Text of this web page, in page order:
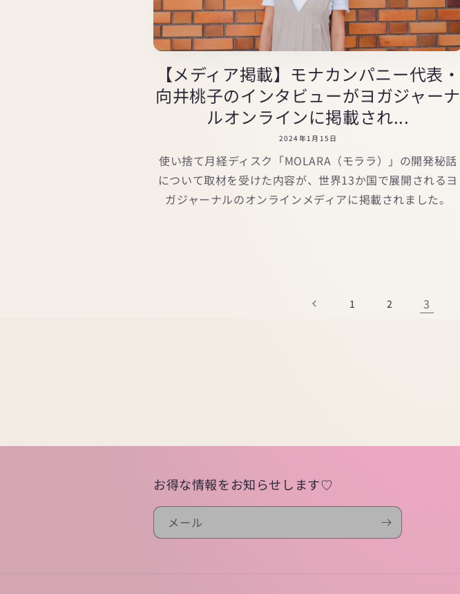
【メディア掲載】モナカンパニー代表・
向井桃子のインタビューがヨガジャーナ
ルオンラインに掲載され...
2024年1月15日
使い捨て月経ディスク「MOLARA（モララ）」の開発秘話
について取材を受けた内容が、世界13か国で展開されるヨ
ガジャーナルのオンラインメディアに掲載されました。
1 2 3
お得な情報をお知らせします♡
メール